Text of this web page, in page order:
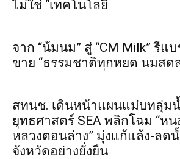
ไม่ใช่ “เทคโนโลยี
จาก “น้มนม” สู่ “CM Milk” รี
ขาย “ธรรมชาติทุกหยด นมสด
สทนช. เดินหน้าแผนแม่บทลุ่ม
ยุทธศาสตร์ SEA พลิกโฉม “ห
หลวงตอนล่าง” มุ่งแก้แล้ง-ลด
จังหวัดอย่างยั่งยืน